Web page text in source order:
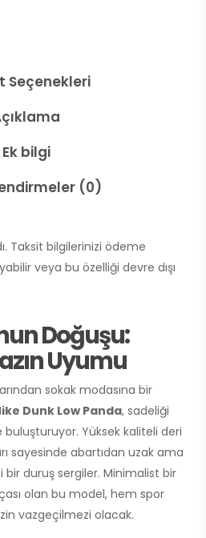
Seçenekleri
Ek bilgi
(0)
Taksit bilgilerinizi ödeme
veya bu özelliği devre dışı
Doğuşu:
Uyumu
sokak modasına bir
Dunk Low Panda, sadeliği
Yüksek kaliteli deri
sayesinde abartıdan uzak ama
duruş sergiler. Minimalist bir
olan bu model, hem spor
vazgeçilmezi olacak.